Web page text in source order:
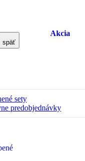
späť
Akcia
sety
predobjednávky